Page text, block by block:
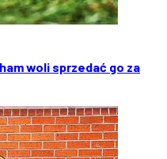
woli sprzedać go za